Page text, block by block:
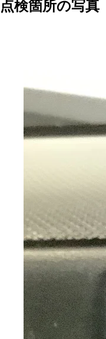
点検箇所の写真